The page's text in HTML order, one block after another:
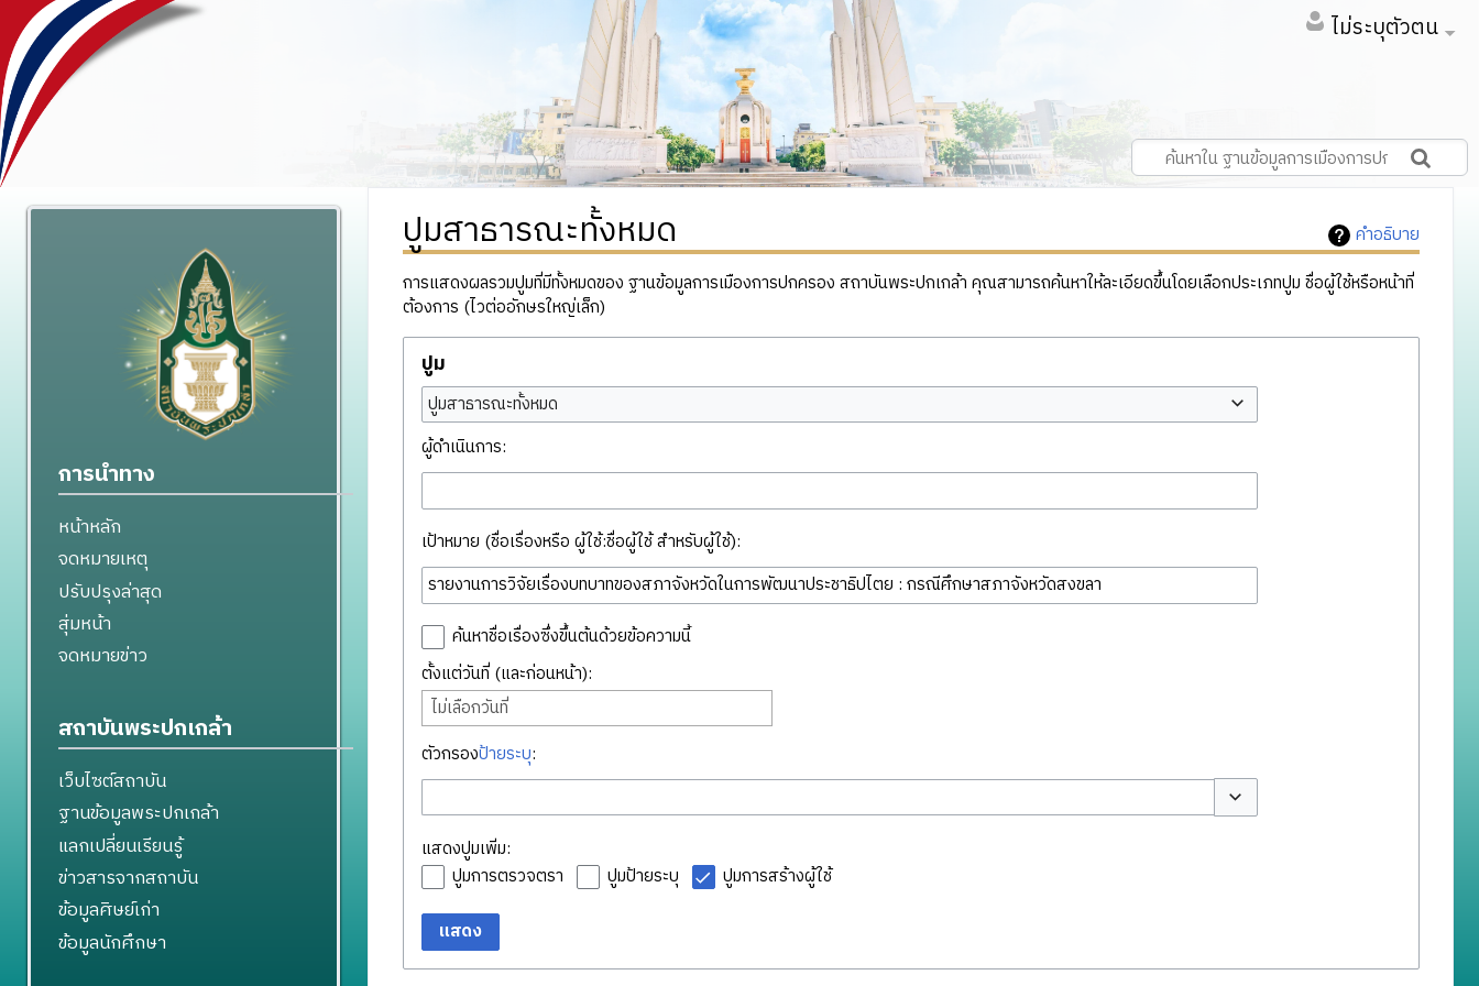
ไม่ระบุตัวตน
คำอธิบาย
ปูมสาธารณะทั้งหมด
การแสดงผลรวมปูมที่มีทั้งหมดของ ฐานข้อมูลการเมืองการปกครอง สถาบันพระปกเกล้า คุณสามารถค้นหาให้ละเอียดขึ้นโดยเลือกประเภทปูม ชื่อผู้ใช้หรือหน้าที่
ต้องการ (ไวต่ออักษรใหญ่เล็ก)
ปูม
ปูมสาธารณะทั้งหมด
ผู้ดำเนินการ:
เป้าหมาย (ชื่อเรื่องหรือ ผู้ใช้:ชื่อผู้ใช้ สำหรับผู้ใช้):
ค้นหาชื่อเรื่องซึ่งขึ้นต้นด้วยข้อความนี้
ตั้งแต่วันที่ (และก่อนหน้า):
ไม่เลือกวันที่
ตัวกรองป้ายระบุ:
สลับตัวเลือก
แสดงปูมเพิ่ม:
ปูมการตรวจตรา
ปูมป้ายระบุ ปูมการสร้างผู้ใช้
แสดง
การนำทาง
หน้าหลัก
จดหมายเหตุ
ปรับปรุงล่าสุด
สุ่มหน้า
จดหมายข่าว
สถาบันพระปกเกล้า
เว็บไซต์สถาบัน
ฐานข้อมูลพระปกเกล้า
แลกเปลี่ยนเรียนรู้
ข่าวสารจากสถาบัน
ข้อมูลศิษย์เก่า
ข้อมูลนักศึกษา